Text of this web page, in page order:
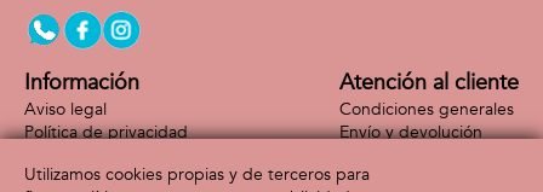
Información
Aviso legal
Política de privacidad
Atención al cliente
Condiciones generales
Envío y devolución
Formas de pago
Utilizamos cookies propias y de terceros para